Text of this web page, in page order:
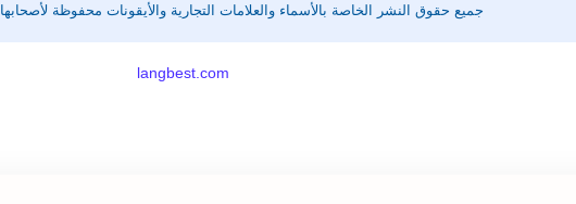
جميع حقوق النشر الخاصة بالأسماء والعلامات التجارية والأيقونات محفوظة لأصحابها.